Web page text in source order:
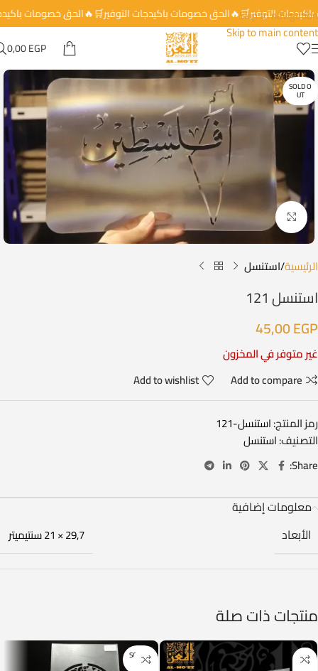
Skip to navigation
Skip to main content
التوفير🛒🔥الحق خصومات باكيدجات التوفير🛒🔥الحق خصومات
0,00EGP
SOLD O
UT
Click to enlarge
الرئيسية استنسل
استنسل 121
45,00EGP
غير متوفر في المخزون
Add to compare
Add to wishlist
رمز المنتج:استنسل-121
التصنيف:استنسل
Share:
معلومات إضافية
الأبعاد
29,7 × 21 سنتيميتر
منتجات ذات صلة
SOLD O
UT